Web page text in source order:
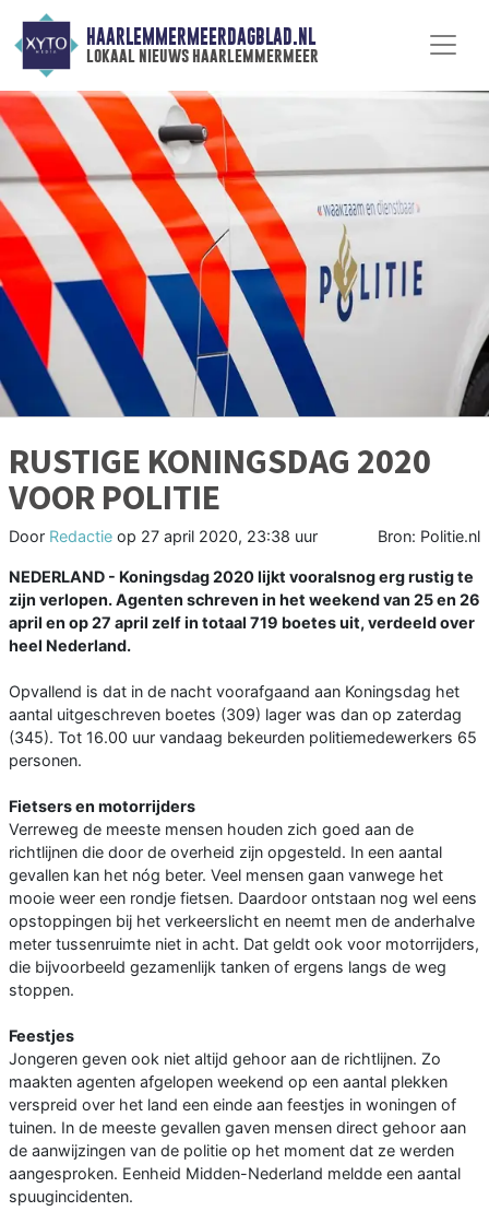
HAARLEMMERMEERDAGBLAD.NL
lokaal nieuws haarlemmermeer
RUSTIGE KONINGSDAG 2020
VOOR POLITIE
Door Redactie op 27 april 2020, 23:38 uur Bron: Politie.nl
NEDERLAND - Koningsdag 2020 lijkt vooralsnog erg rustig te
zijn verlopen. Agenten schreven in het weekend van 25 en 26
april en op 27 april zelf in totaal 719 boetes uit, verdeeld over
heel Nederland.
Opvallend is dat in de nacht voorafgaand aan Koningsdag het
aantal uitgeschreven boetes (309) lager was dan op zaterdag
(345). Tot 16.00 uur vandaag bekeurden politiemedewerkers 65
personen.
Fietsers en motorrijders
Verreweg de meeste mensen houden zich goed aan de
richtlijnen die door de overheid zijn opgesteld. In een aantal
gevallen kan het nóg beter. Veel mensen gaan vanwege het
mooie weer een rondje fietsen. Daardoor ontstaan nog wel eens
opstoppingen bij het verkeerslicht en neemt men de anderhalve
meter tussenruimte niet in acht. Dat geldt ook voor motorrijders,
die bijvoorbeeld gezamenlijk tanken of ergens langs de weg
stoppen.
Feestjes
Jongeren geven ook niet altijd gehoor aan de richtlijnen. Zo
maakten agenten afgelopen weekend op een aantal plekken
verspreid over het land een einde aan feestjes in woningen of
tuinen. In de meeste gevallen gaven mensen direct gehoor aan
de aanwijzingen van de politie op het moment dat ze werden
aangesproken. Eenheid Midden-Nederland meldde een aantal
spuugincidenten.